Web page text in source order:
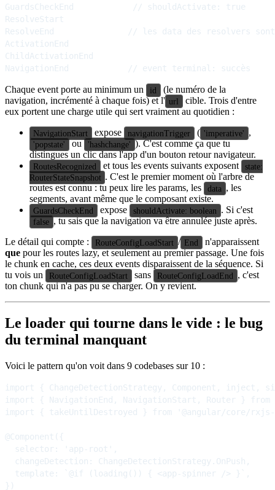
GuardsCheckEnd            // shouldActivate: true
ResolveStart
ResolveEnd               // les data des resolvers sont
ActivationEnd
ChildActivationEnd
Chaque event porte au minimum un id
(le numéro de la
navigation, incrémenté à chaque fois) et l' url
cible. Trois d'entre
eux portent une charge utile qui sert vraiment au quotidien :
NavigationStart expose navigationTrigger ( 'imperative' ,
'popstate' ou 'hashchange' ). C'est comme ça que tu
distingues un clic dans l'app d'un bouton retour navigateur.
RoutesRecognized et tous les events suivants exposent
state:
RouterStateSnapshot . C'est le premier moment où l'arbre de
routes est connu : tu peux lire les params, les
data , les
segments, avant même que le composant existe.
GuardsCheckEnd expose shouldActivate: boolean . Si c'est
false , tu sais que la navigation va être annulée juste après.
Le détail qui compte :
RouteConfigLoadStart / End
n'apparaissent
que pour les routes lazy, et seulement au premier passage. Une fois
le chunk en cache, ces deux events disparaissent de la séquence. Si
tu vois un
RouteConfigLoadStart sans RouteConfigLoadEnd , c'est
ton chunk qui n'a pas pu se charger. On y revient.
Le loader qui tourne dans le vide : le bug
du terminal manquant
Voici le pattern qu'on voit dans 9 codebases sur 10 :
import { ChangeDetectionStrategy, Component, inject,
import { NavigationEnd, NavigationStart, Router }
import { takeUntilDestroyed } from '@angular/core/
@Component({
  selector: 'app-root',
  changeDetection: ChangeDetectionStrategy.OnPush,
  template: `@if (loading()) { <app-spinner /> }`,
})